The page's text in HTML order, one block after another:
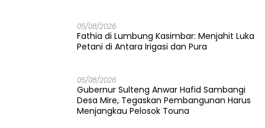
05/08/2026
Fathia di Lumbung Kasimbar: Menjahit Luka
Petani di Antara Irigasi dan Pura
05/08/2026
Gubernur Sulteng Anwar Hafid Sambangi
Desa Mire, Tegaskan Pembangunan Harus
Menjangkau Pelosok Touna